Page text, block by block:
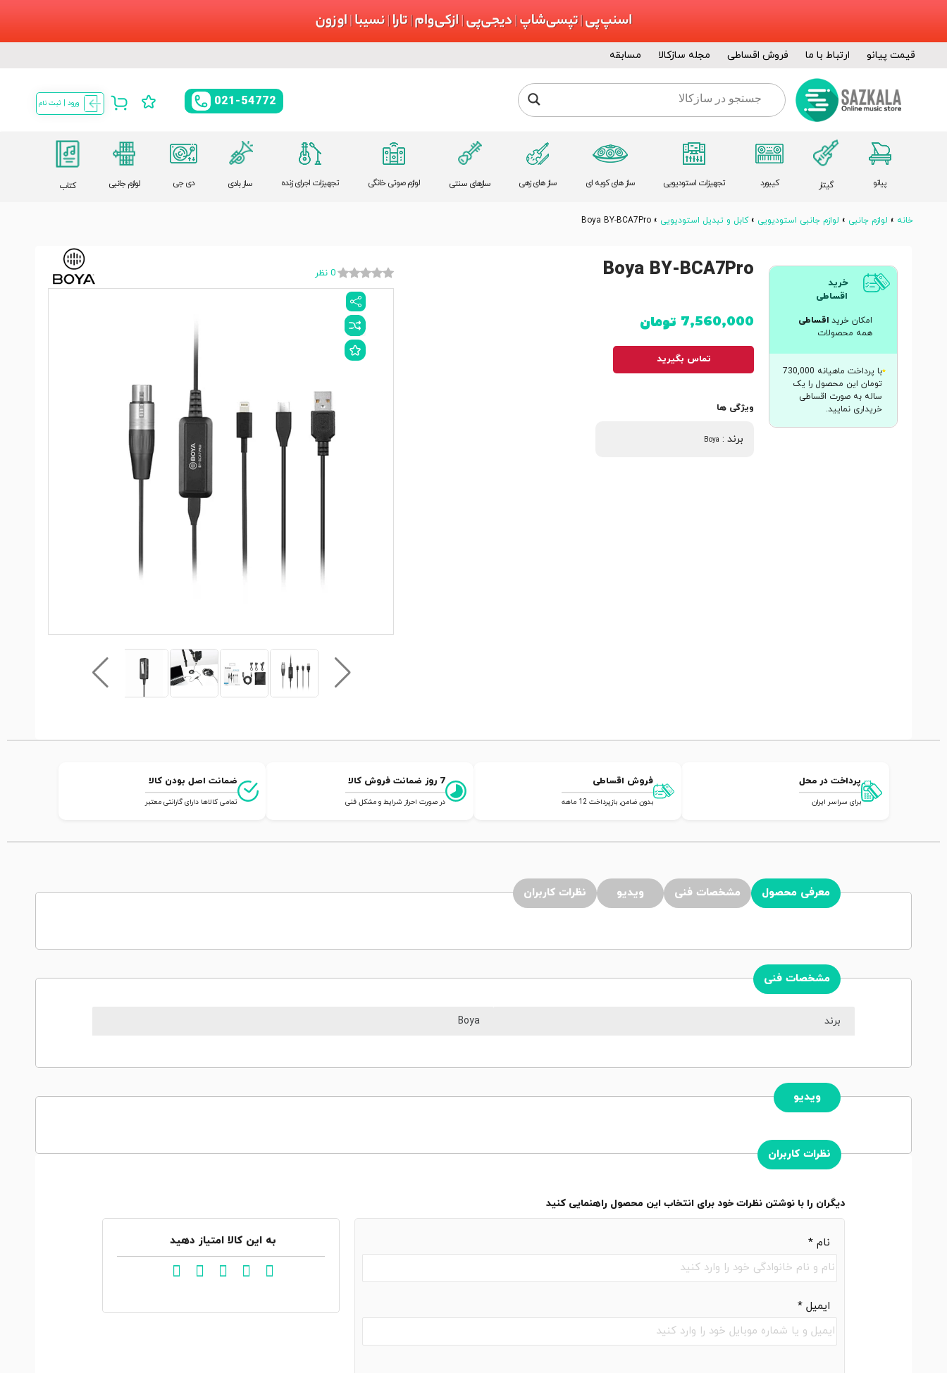
قیمت پیانو ارتباط با ما فروش اقساطی مجله سازکالا مسابقه
ورود | ثبت نام 021-54772
پیانو گیتار کیبورد تجهیزات استودیویی ساز های کوبه ای ساز های زهی سازهای سنتی لوازم صوتی خانگی تجهیزات اجرای زنده ساز بادی دی جی لوازم جانبی کتاب
خانه » لوازم جانبی » لوازم جانبی استودیویی »کابل و تبدیل استودیویی »
Boya BY-BCA7Pro
Boya BY-BCA7Pro
تماس بگیرید
7,560,000 تومان
ویژگی ها
برند:
Boya
0 نظر
خرید
اقساطی
امکان خرید اقساطی
همه محصولات
با پرداخت ماهیانه 730,000
تومان این محصول را یک
ساله به صورت اقساطی
خریداری نمایید.
پرداخت در محل
برای سراسر ایران
فروش اقساطی
بدون ضامن, بازپرداخت 12 ماهه
7 روز ضمانت فروش کالا
در صورت احراز شرایط و مشکل فنی
ضمانت اصل بودن کالا
تمامی کالاها دارای گارانتی معتبر
معرفی محصول مشخصات فنی ویدیو نظرات کاربران
مشخصات فنی
برند Boya
ویدیو
نظرات کاربران
دیگران را با نوشتن نظرات خود برای انتخاب این محصول راهنمایی کنید
نام*
ایمیل*
به این کالا امتیاز دهید